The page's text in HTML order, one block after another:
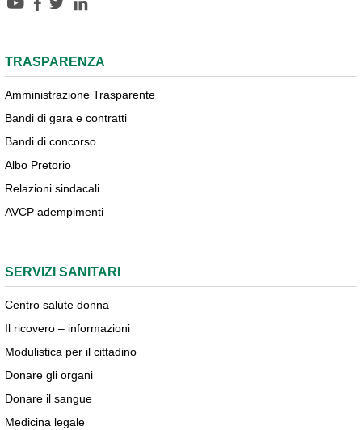
TRASPARENZA
Amministrazione Trasparente
Bandi di gara e contratti
Bandi di concorso
Albo Pretorio
Relazioni sindacali
AVCP adempimenti
SERVIZI SANITARI
Centro salute donna
Il ricovero – informazioni
Modulistica per il cittadino
Donare gli organi
Donare il sangue
Medicina legale